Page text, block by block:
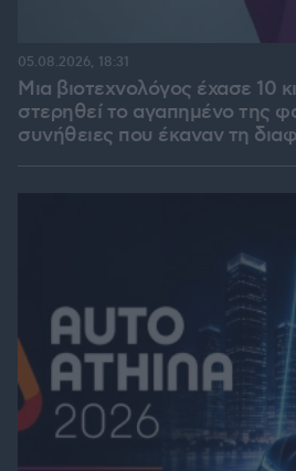
Μια βιοτεχνολόγος έχασε 10
στερηθεί το αγαπημένο της
συνήθειες που έκαναν τη
05.08.2026, 18:31